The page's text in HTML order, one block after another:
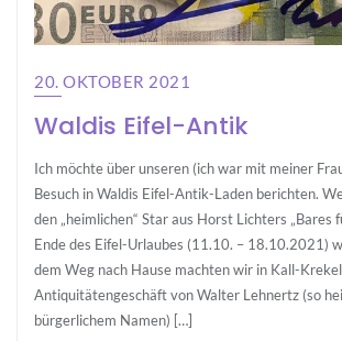
20. OKTOBER 2021
Waldis Eifel-Antik
Ich möchte über unseren (ich war mit meiner
Besuch in Waldis Eifel-Antik-Laden berichten.
den „heimlichen“ Star aus Horst Lichters „Bares
Ende des Eifel-Urlaubes (11.10. – 18.10.2021)
dem Weg nach Hause machten wir in Kall-
Antiquitätengeschäft von Walter Lehnertz (so
bürgerlichem Namen) […]